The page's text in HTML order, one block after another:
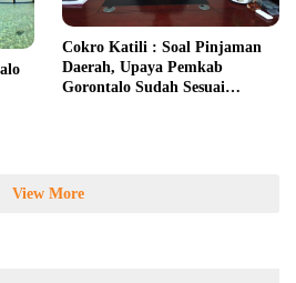
Cokro Katili : Soal Pinjaman
Daerah, Upaya Pemkab
Gorontalo Sudah Sesuai
View More